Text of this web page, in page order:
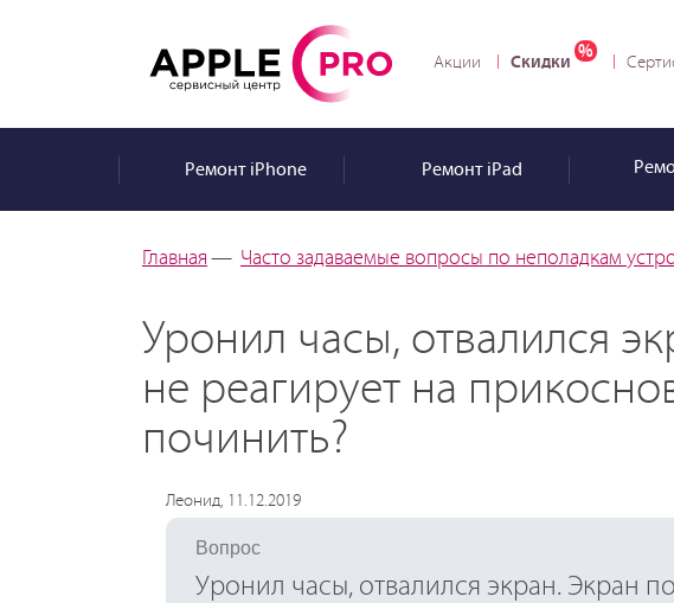
Акции Скидки
РемонтiPhone РемонтiPad
Главная — Часто задаваемые вопросы по неполадкам
Уронил часы, отвалился
не реагирует на
починить?
Леонид, 11.12.2019
Вопрос
Уронил часы, отвалился экран. Экран